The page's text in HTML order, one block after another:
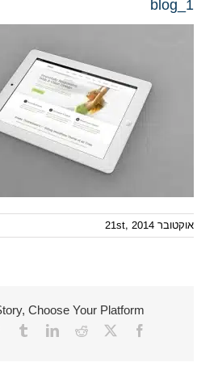
blog_1
אוקטובר 21st, 2014
Choose Your Platform!
Facebook
X
Reddit
LinkedIn